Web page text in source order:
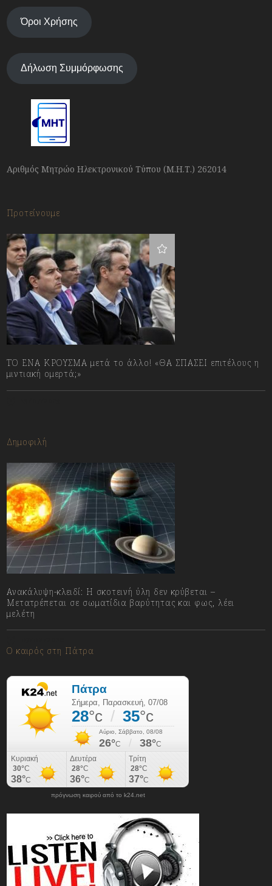
Όροι Χρήσης
Δήλωση Συμμόρφωσης
Αριθμός Μητρώο Ηλεκτρονικού Τύπου (Μ.Η.Τ.) 262014
Προτείνουμε
ΤΟ ΕΝΑ ΚΡΟΥΣΜΑ μετά το άλλο! «ΘΑ ΣΠΑΣΕΙ επιτέλους η
μιντιακή ομερτά;»
Δημοφιλή
Ανακάλυψη-κλειδί: Η σκοτεινή ύλη δεν κρύβεται –
Μετατρέπεται σε σωματίδια βαρύτητας και φως, λέει
μελέτη
Ο καιρός στη Πάτρα
πρόγνωση καιρού από το k24.net